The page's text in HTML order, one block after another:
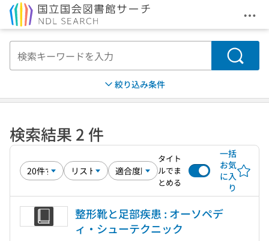
メ
検索
絞り込み条件
検索結果 2 件
タイト
ルでま
とめる
一括
お気
に入
り
整形靴と足部疾患 : オーソペデ
ィ・シューテクニック